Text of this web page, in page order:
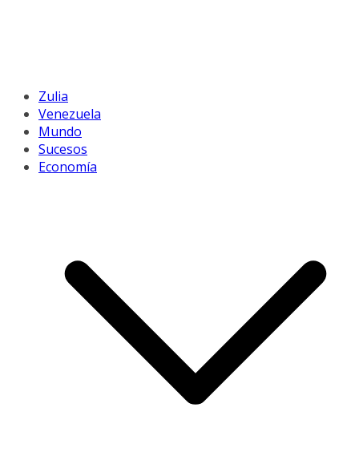
Zulia
Venezuela
Mundo
Sucesos
Economía